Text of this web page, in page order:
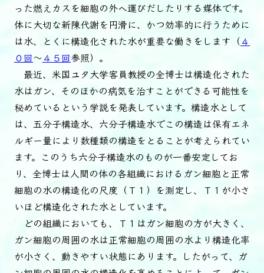
った燃えカスを細胞の外へ運びだしたりする媒体です。
体に大切な新陳代謝を円滑に、かつ効率的に行うために
は水、とくに構造化された水が重要な働きをします（４
０回～４５回参照）。
最近、米国ユタ大学客員教授の全博士は構造化された
水はガン、そのほかの病気を治すことができる可能性を
秘めているという学説を発表しています。構造水として
は、五分子構造水、六分子構造水でこの構造は保有エネ
ルギー量により数種類の構造をとることが考えられてい
ます。このうち六分子構造水のものが一番安定してお
り、全博士は人間の体の各組織におけるガン細胞と正常
細胞の水の構造化の尺度（Ｔ１）を測定し、Ｔ１が小さ
いほど構造化された水としています。
どの組織においても、Ｔ１はガン細胞の方が大きく、
ガン細胞の周囲の水は正常細胞の周囲の水より構造化率
が小さく、動きやすい状態にあります。したがって、ガ